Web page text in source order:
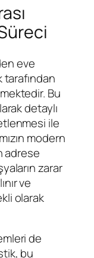
eve
Bu
detaylı
ile
modern
adrese
zarar
ve
olarak
de
bu